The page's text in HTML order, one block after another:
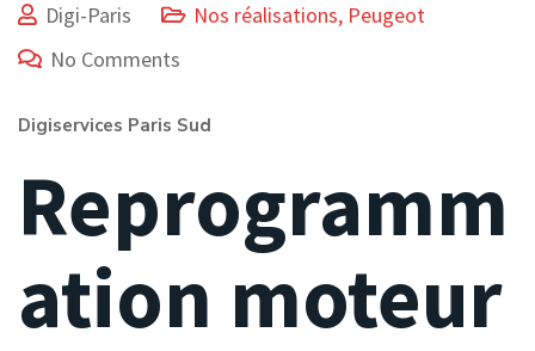
Digi-Paris Nos réalisations, Peugeot
No Comments
Digiservices Paris Sud
Reprogramm
ation moteur